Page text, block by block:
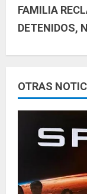
u
e
l
e
y
d
FAMILIA
DETENIDOS,
OTRAS